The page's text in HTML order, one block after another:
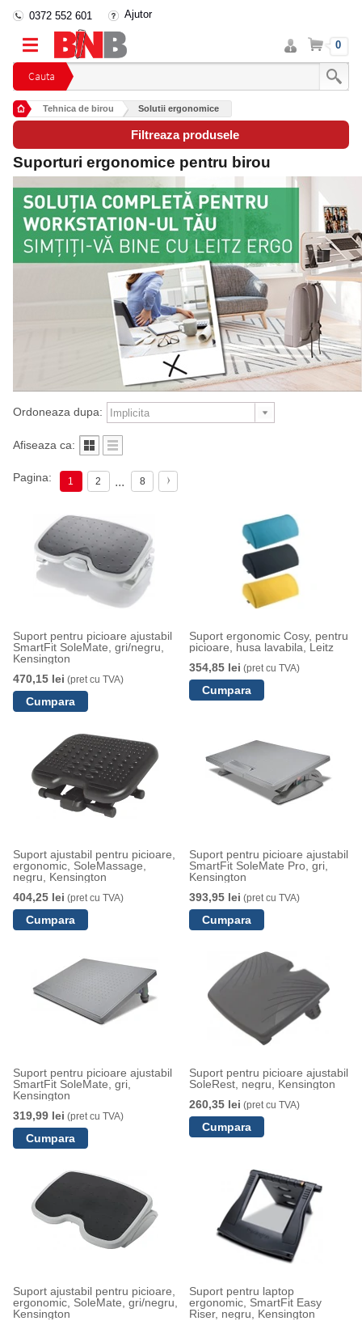
Cauta
0372 552 601 Ajutor
Intra
in
cont
Cos 0
Tehnica de birou Solutii ergonomice
Filtreaza produsele
Suporturi ergonomice pentru birou
Ordoneaza dupa:
Afiseaza ca:
Pagina: 1 2 ... 8
Suport pentru picioare ajustabil
SmartFit SoleMate, gri/negru,
Kensington
470,15 lei (pret cu TVA)
Suport ergonomic Cosy, pentru
picioare, husa lavabila, Leitz
354,85 lei (pret cu TVA)
Suport ajustabil pentru picioare,
ergonomic, SoleMassage,
negru, Kensington
404,25 lei (pret cu TVA)
Suport pentru picioare ajustabil
SmartFit SoleMate Pro, gri,
Kensington
393,95 lei (pret cu TVA)
Suport pentru picioare ajustabil
SmartFit SoleMate, gri,
Kensington
319,99 lei (pret cu TVA)
Suport pentru picioare ajustabil
SoleRest, negru, Kensington
260,35 lei (pret cu TVA)
Suport ajustabil pentru picioare,
ergonomic, SoleMate, gri/negru,
Kensington
Suport pentru laptop
ergonomic, SmartFit Easy
Riser, negru, Kensington